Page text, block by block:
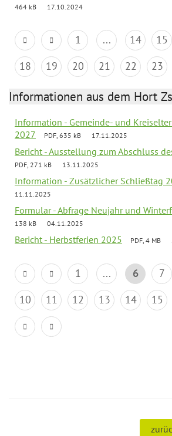
464 kB
17.10.2024
1 ... 14 15
18
19 20 21 22 23
Informationen aus dem Hort
Information - Gemeinde- und
2027
PDF, 635 kB 17.11.2025
Bericht - Ausstellung zum Abschluss
PDF, 271 kB 13.11.2025
Information - Zusätzlicher Schließtag
11.11.2025
Formular - Abfrage Neujahr und
138 kB
04.11.2025
Bericht - Herbstferien 2025 PDF, 4 MB
1 ... 6 7
10
11 12 13 14 15